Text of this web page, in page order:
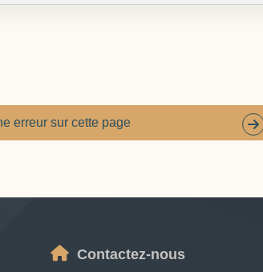
erreur sur cette page
Contactez-nous